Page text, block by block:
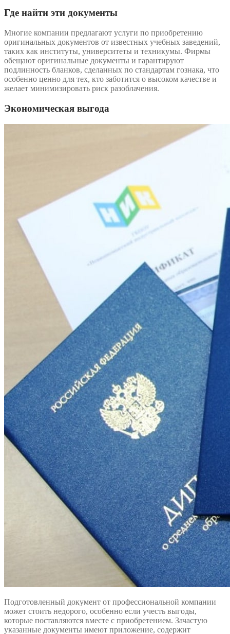
Где найти эти документы
Многие компании предлагают услуги по приобретению
оригинальных документов от известных учебных заведений,
таких как институты, университеты и техникумы. Фирмы
обещают оригинальные документы и гарантируют
подлинность бланков, сделанных по стандартам гознака, что
особенно ценно для тех, кто заботится о высоком качестве и
желает минимизировать риск разоблачения.
Экономическая выгода
Подготовленный документ от профессиональной компании
может стоить недорого, особенно если учесть выгоды,
которые поставляются вместе с приобретением. Зачастую
указанные документы имеют приложение, содержит